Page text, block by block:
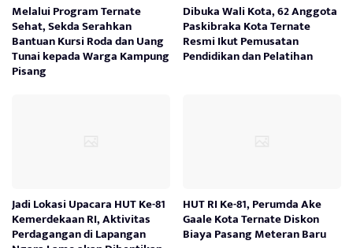
Melalui Program Ternate
Sehat, Sekda Serahkan
Bantuan Kursi Roda dan Uang
Tunai kepada Warga Kampung
Pisang
Dibuka Wali Kota, 62 Anggota
Paskibraka Kota Ternate
Resmi Ikut Pemusatan
Pendidikan dan Pelatihan
Jadi Lokasi Upacara HUT Ke-81
Kemerdekaan RI, Aktivitas
Perdagangan di Lapangan
HUT RI Ke-81, Perumda Ake
Gaale Kota Ternate Diskon
Biaya Pasang Meteran Baru